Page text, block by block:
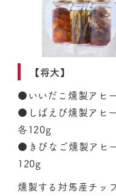
【将大】
●いいだこ燻製アヒ
●しばえび燻製アヒ
各120g
●きびなご燻製アヒ
120g
燻製する対馬産チッ